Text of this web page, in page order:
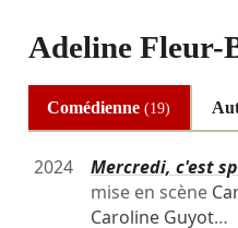
Adeline Fleur-
Comédienne(19)
2024 Mercredi, c'est
mise en scène
Caroline Guyot…